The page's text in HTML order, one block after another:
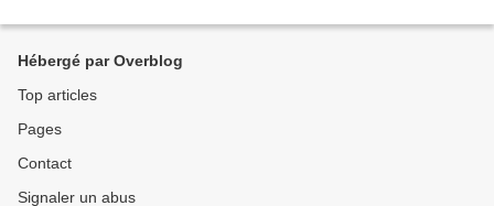
Hébergé par Overblog
Top articles
Pages
Contact
Signaler un abus